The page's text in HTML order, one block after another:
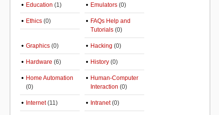
Education (1) Emulators (0)
Ethics (0)
FAQs Help and
Tutorials (0)
Graphics (0) Hacking (0)
Hardware (6) History (0)
Home Automation
(0)
Human-Computer
Interaction (0)
Internet(11) Intranet(0)